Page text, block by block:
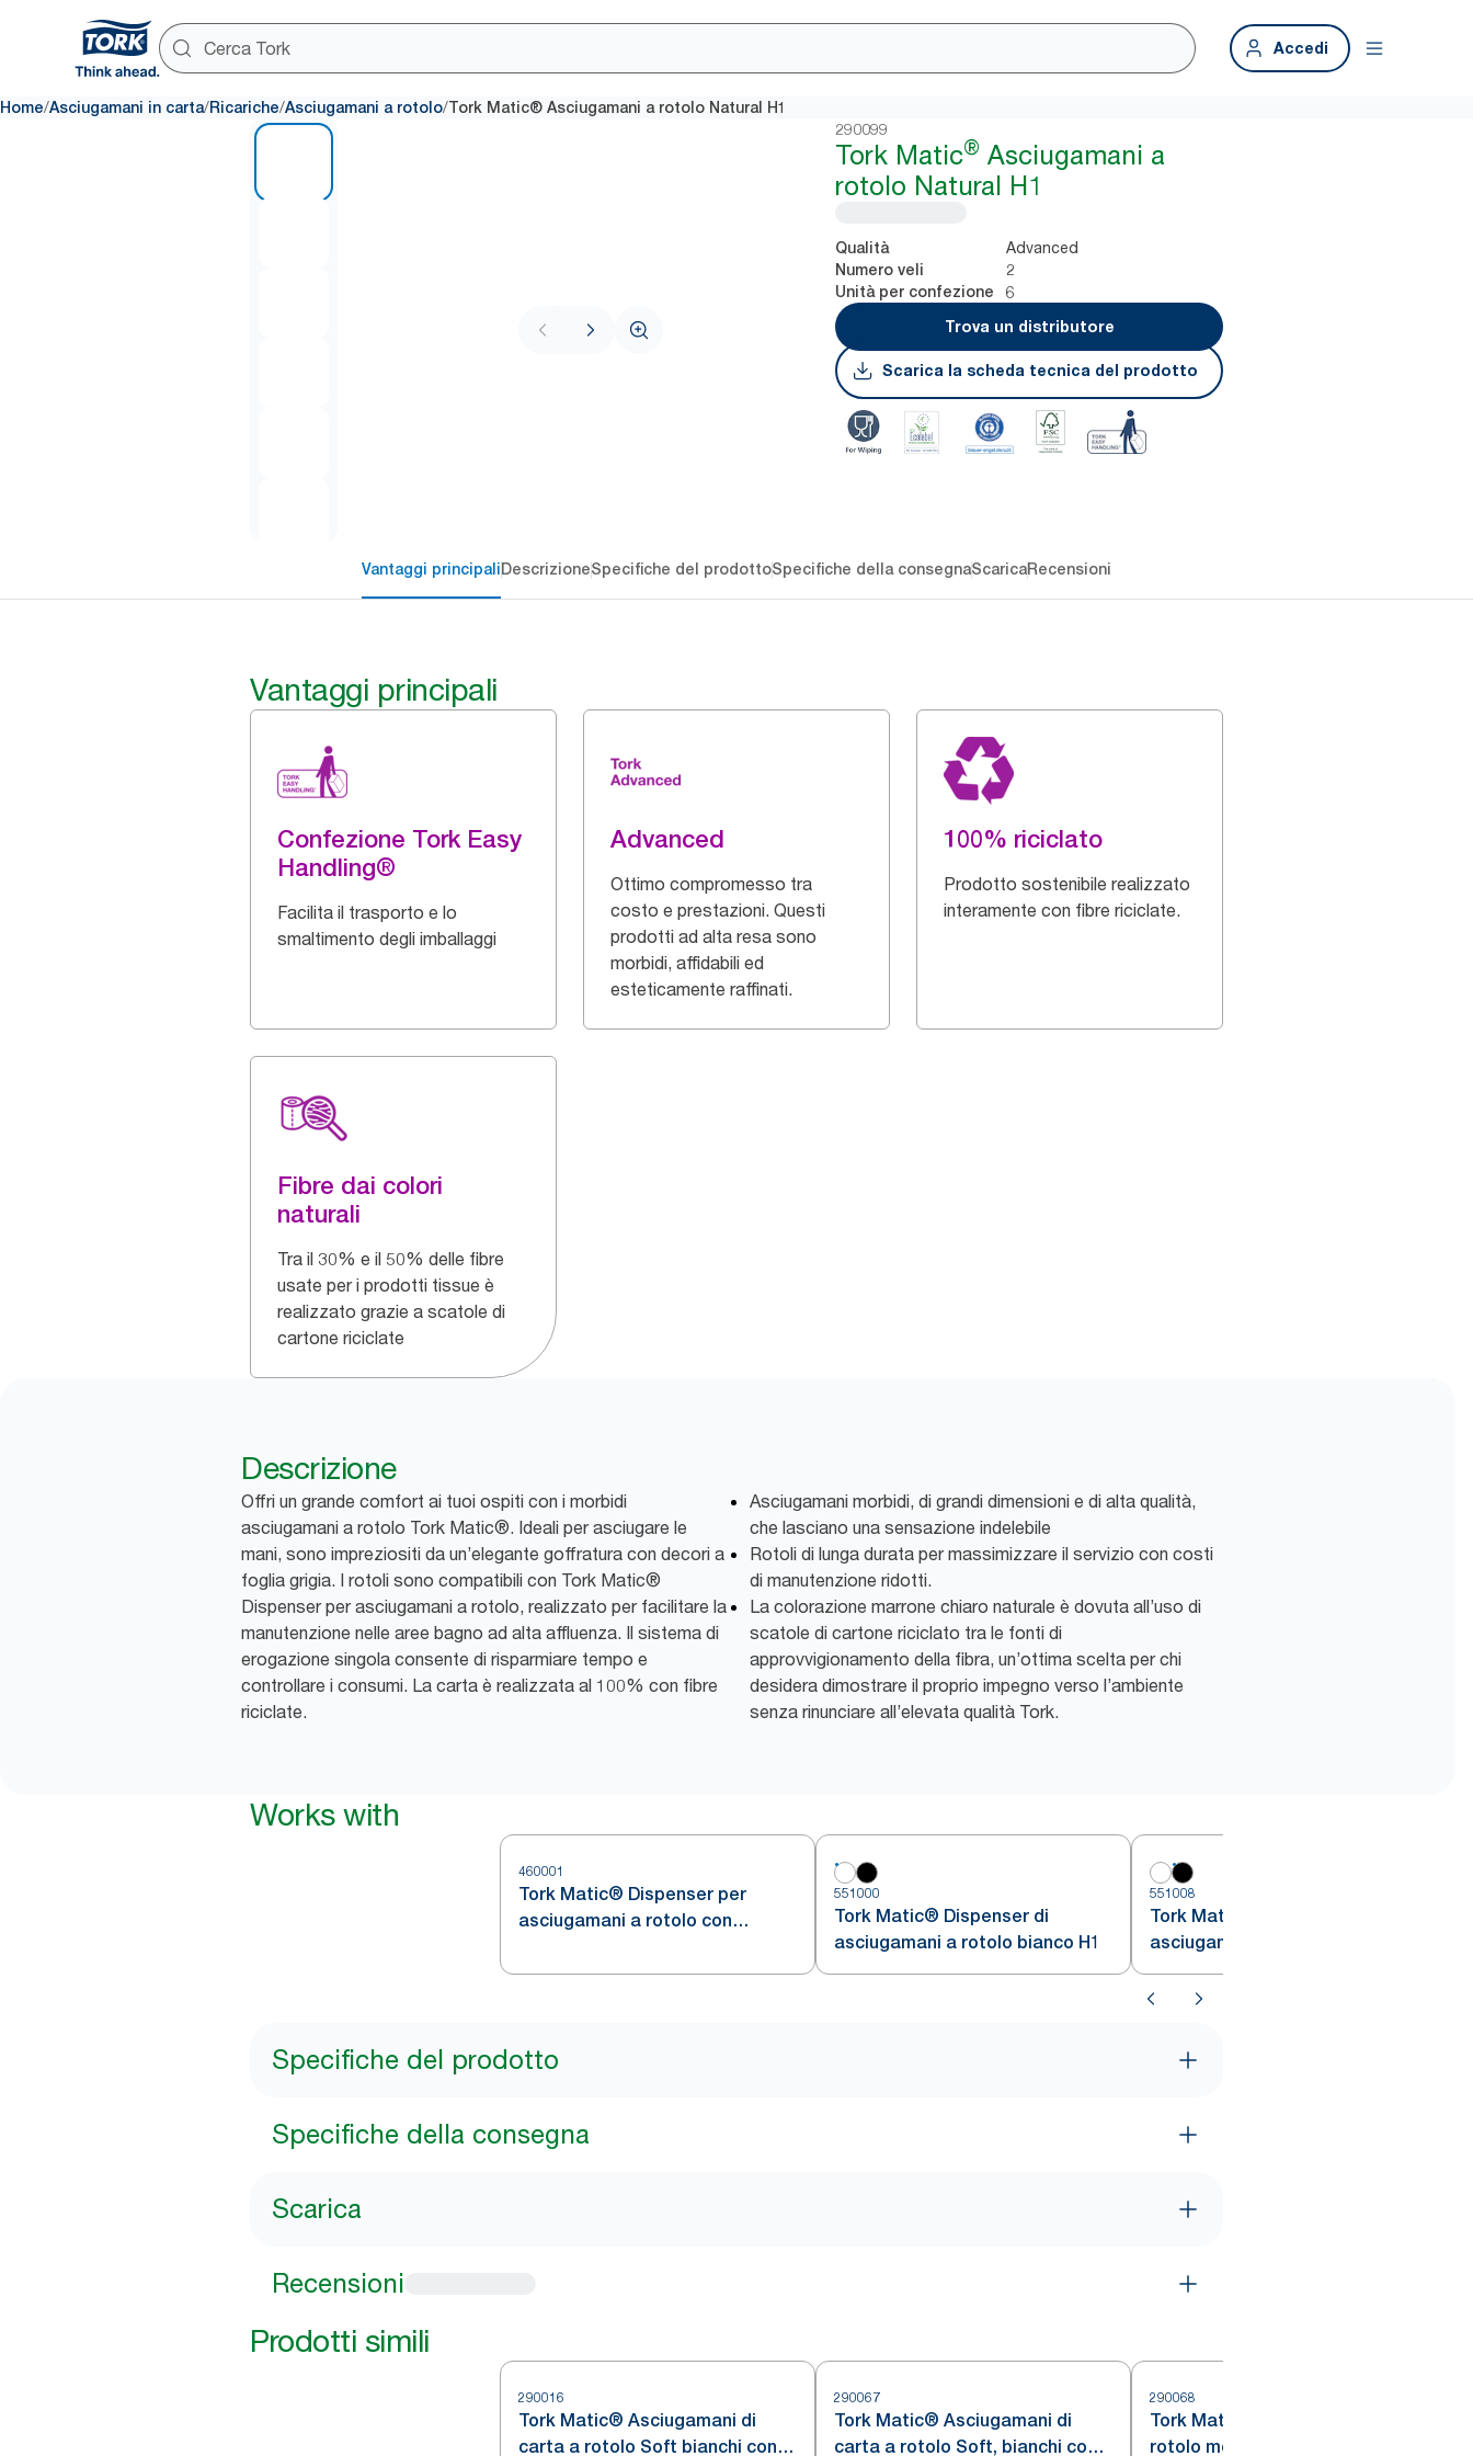
Accedi
Home/Asciugamani in carta/Ricariche/Asciugamani a rotolo/Tork Matic® Asciugamani a rotolo Natural H1
290099
Tork Matic® Asciugamani a
rotolo Natural H1
Qualità Advanced
Numero veli 2
Unità per confezione
6
Trova un distributore
Scarica la scheda tecnica del prodotto
Vantaggi principaliDescrizioneSpecifiche del prodottoSpecifiche della consegnaScaricaRecensioni
Vantaggi principali
Confezione Tork Easy
Handling®
Facilita il trasporto e lo
smaltimento degli imballaggi
Advanced
Ottimo compromesso tra
costo e prestazioni. Questi
prodotti ad alta resa sono
morbidi, affidabili ed
esteticamente raffinati.
100% riciclato
Prodotto sostenibile realizzato
interamente con fibre riciclate.
Fibre dai colori
naturali
Tra il 30% e il 50% delle fibre
usate per i prodotti tissue è
realizzato grazie a scatole di
cartone riciclate
Descrizione
Offri un grande comfort ai tuoi ospiti con i morbidi
asciugamani a rotolo Tork Matic®. Ideali per asciugare le
mani, sono impreziositi da un’elegante goffratura con decori a
foglia grigia. I rotoli sono compatibili con Tork Matic®
Dispenser per asciugamani a rotolo, realizzato per facilitare la
manutenzione nelle aree bagno ad alta affluenza. Il sistema di
erogazione singola consente di risparmiare tempo e
controllare i consumi. La carta è realizzata al 100% con fibre
riciclate.
Asciugamani morbidi, di grandi dimensioni e di alta qualità,
che lasciano una sensazione indelebile
Rotoli di lunga durata per massimizzare il servizio con costi
di manutenzione ridotti.
La colorazione marrone chiaro naturale è dovuta all’uso di
scatole di cartone riciclato tra le fonti di
approvvigionamento della fibra, un’ottima scelta per chi
desidera dimostrare il proprio impegno verso l’ambiente
senza rinunciare all’elevata qualità Tork.
Works with
460001
Tork Matic® Dispenser per
asciugamani a rotolo con
H1
551000
Tork Matic® Dispenser di
asciugamani a rotolo bianco H1
551008
Tork Matic® Dispenser nero per
asciugamani a rotolo Nero H1
Specifiche del prodotto
Specifiche della consegna
Scarica
Recensioni
Prodotti simili
290016
Tork Matic® Asciugamani di
carta a rotolo Soft bianchi con
290067
Tork Matic® Asciugamani di
carta a rotolo Soft, bianchi con
290068
Tork Matic® Asciugamani a
rotolo monouso blu, H1, qualità